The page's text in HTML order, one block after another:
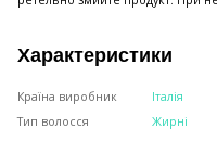
Характеристики
Країна виробник
Італія
Тип волосся
Жирні